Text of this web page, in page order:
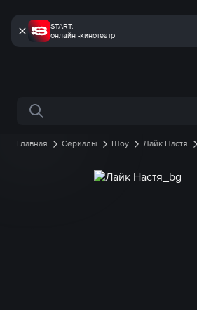
START:
онлайн -кинотеатр
Поиск по сайту
Главная Сериалы Шоу Лайк Настя